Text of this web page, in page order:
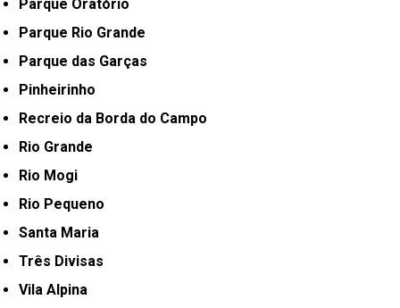
Parque Oratório
Parque Rio Grande
Parque das Garças
Pinheirinho
Recreio da Borda do Campo
Rio Grande
Rio Mogi
Rio Pequeno
Santa Maria
Três Divisas
Vila Alpina